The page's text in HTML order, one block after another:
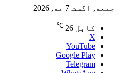
جمعه, اگست 7 مه, 2026
کابل 26
℃
X
YouTube
Google Play
Telegram